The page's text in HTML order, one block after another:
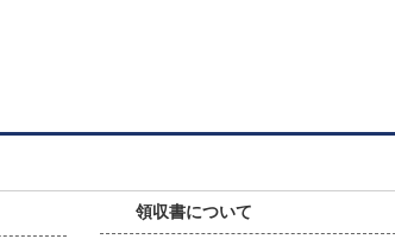
領収書について